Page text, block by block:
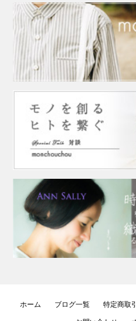
ホーム ブログ一覧 特定商取